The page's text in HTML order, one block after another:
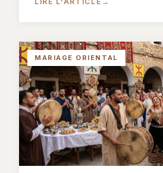
MARIAGE ORIENTAL